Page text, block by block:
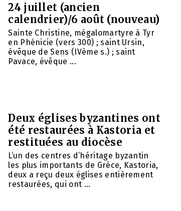
24 juillet (ancien
calendrier)/6 août (nouveau)
Sainte Christine, mégalomartyre à Tyr
en Phénicie (vers 300) ; saint Ursin,
évêque de Sens (IVème s.) ; saint
Pavace, évêque ...
Deux églises byzantines ont
été restaurées à Kastoria et
restituées au diocèse
L’un des centres d’héritage byzantin
les plus importants de Grèce, Kastoria,
deux a reçu deux églises entièrement
restaurées, qui ont ...